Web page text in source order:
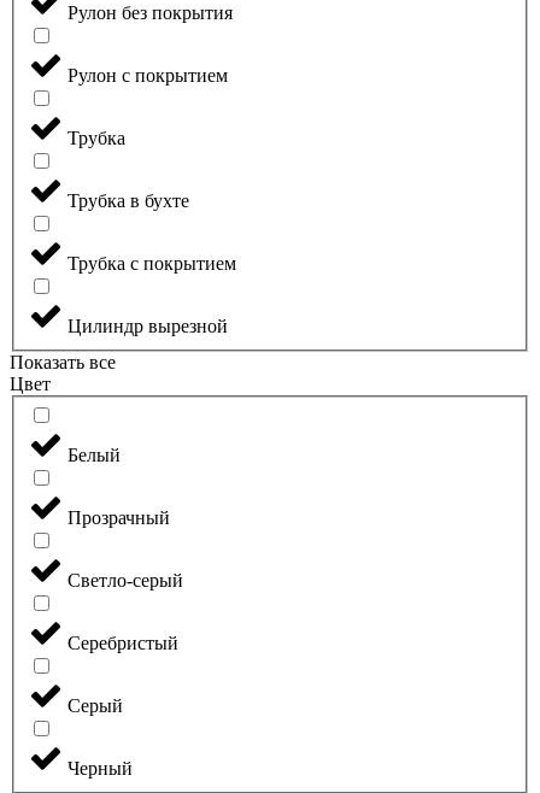
Рулон без покрытия
Рулон с покрытием
Трубка
Трубка в бухте
Трубка с покрытием
Цилиндр вырезной
Показать все
Цвет
Белый
Прозрачный
Светло-серый
Серебристый
Серый
Черный